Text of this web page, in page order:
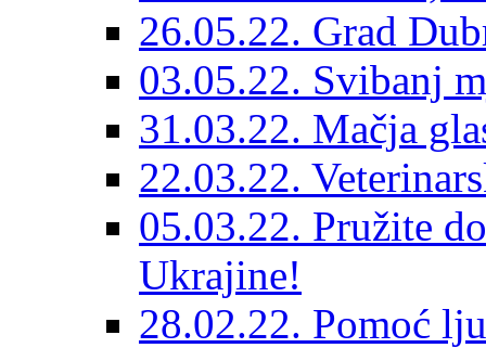
26.05.22. Grad
03.05.22. Svibanj
31.03.22. Mačja
22.03.22.
05.03.22. Pružite
Ukrajine!
28.02.22. Pomoć